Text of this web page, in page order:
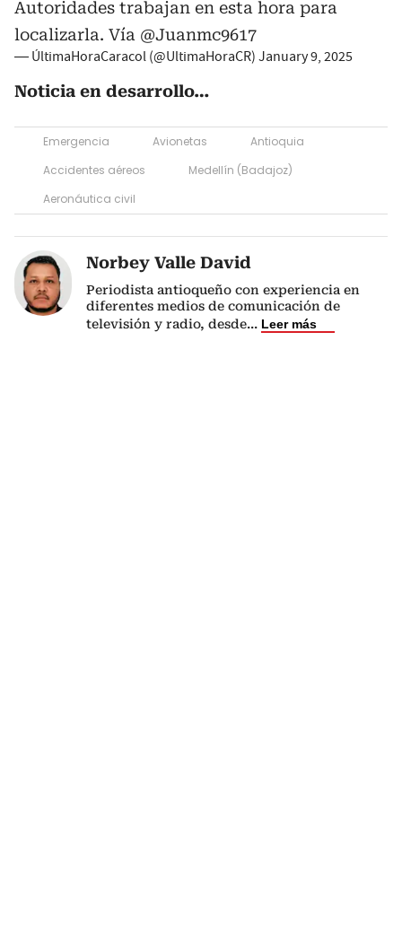
Autoridades trabajan en esta hora para
localizarla. Vía @Juanmc9617
— ÚltimaHoraCaracol (@UltimaHoraCR) January 9, 2025
Noticia en desarrollo…
Emergencia Avionetas
Antioquia
Accidentes aéreos
Medellín (Badajoz)
Aeronáutica civil
Norbey Valle David
Periodista antioqueño con experiencia en
diferentes medios de comunicación de
televisión y radio, desde... Leer más